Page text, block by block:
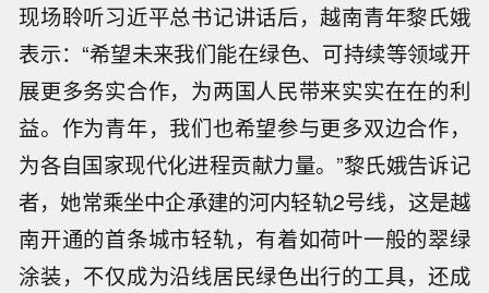
现场聆听习近平总书记讲话后，越南青年黎氏娥
表示：“希望未来我们能在绿色、可持续等领域开
展更多务实合作，为两国人民带来实实在在的利
益。作为青年，我们也希望参与更多双边合作，
为各自国家现代化进程贡献力量。”黎氏娥告诉记
者，她常乘坐中企承建的河内轻轨2号线，这是越
南开通的首条城市轻轨，有着如荷叶一般的翠绿
涂装，不仅成为沿线居民绿色出行的工具，还成